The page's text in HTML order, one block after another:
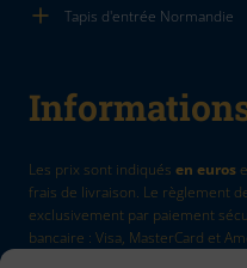
Tapis d'entrée Normandie
Les prix sont indiqués en euros
frais de livraison. Le règlement
exclusivement par paiement
bancaire : Visa, MasterCard et